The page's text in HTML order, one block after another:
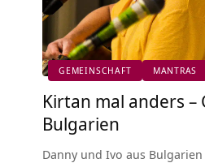
GEMEINSCHAFT MANTRAS
Kirtan mal anders
Bulgarien
Danny und Ivo aus